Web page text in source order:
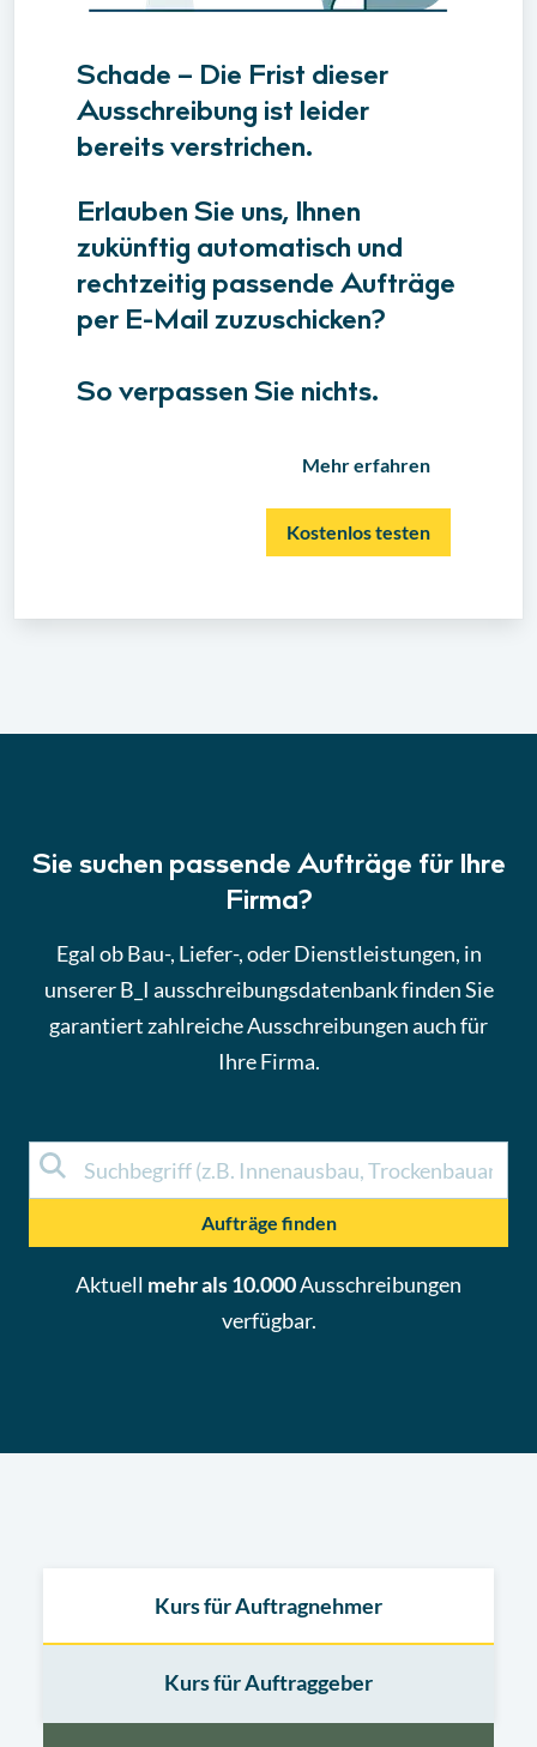
Schade – Die Frist dieser
Ausschreibung ist leider
bereits verstrichen.
Erlauben Sie uns, Ihnen
zukünftig automatisch und
rechtzeitig passende Aufträge
per E-Mail zuzuschicken?
So verpassen Sie nichts.
Mehr erfahren
Kostenlos testen
Sie suchen passende Aufträge für Ihre
Firma?
Egal ob Bau-, Liefer-, oder Dienstleistungen, in
unserer B_I ausschreibungsdatenbank finden Sie
garantiert zahlreiche Ausschreibungen auch für
Ihre Firma.
Aufträge finden
Aktuell mehr als 10.000Ausschreibungen
verfügbar.
Kurs für Auftragnehmer
Kurs für Auftraggeber